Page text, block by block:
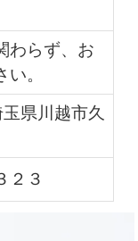
わらず、お
。
県川越市久
２３